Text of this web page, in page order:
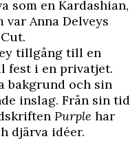
som en Kardashian,
var Anna Delveys
tillgång till en
fest i en privatjet.
bakgrund och sin
inslag. Från sin tid
Purple har
djärva idéer.